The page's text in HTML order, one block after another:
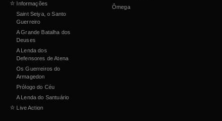
☆ Informações
Saint Seiya, o Santo
Guerreiro
A Grande Batalha dos
Deuses
A Lenda dos
Defensores de Atena
Os Guerreiros do
Armagedon
Prólogo do Céu
A Lenda do Santuário
☆ Live Action
Ômega